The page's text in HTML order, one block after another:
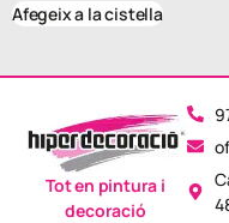
Afegeix a la cistella
Tot en pintura i
decoració